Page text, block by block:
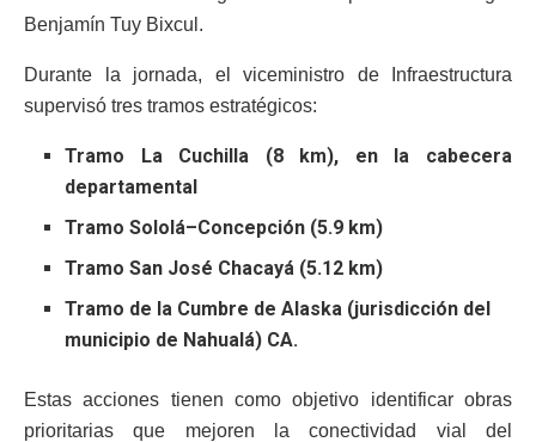
Benjamín Tuy Bixcul.
Durante la jornada, el viceministro de Infraestructura
supervisó tres tramos estratégicos:
Tramo La Cuchilla (8 km), en la cabecera
departamental
Tramo Sololá–Concepción (5.9 km)
Tramo San José Chacayá (5.12 km)
Tramo de la Cumbre de Alaska (jurisdicción del
municipio de Nahualá) CA.
Estas acciones tienen como objetivo identificar obras
prioritarias que mejoren la conectividad vial del